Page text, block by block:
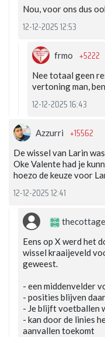
Nou, voor ons dus
12-12-2025 12:53
frmo +5222
Nee totaal geen
vertoning man,
12-12-2025 16:43
Azzurri +15562
De wissel van Larin
Oke Valente had je
hoezo de keuze voor
12-12-2025 12:41
Eens op X werd het
wissel kraaijeveld
geweest.
- een middenvelder
- posities blijven
- Je blijft voetballen
- kan door de linies
aanvallen toekomt